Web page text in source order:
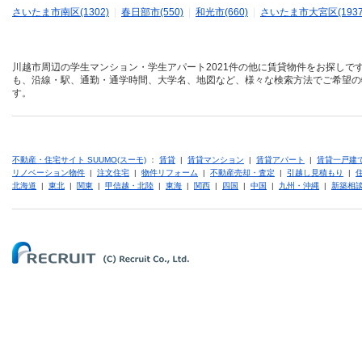
さいたま市南区(1302) 春日部市(550) 和光市(660) さいたま市大宮区
川越市周辺の学生マンション・学生アパート2021件の他に賃貸物件をお探し
も、沿線・駅、通勤・通学時間、大学名、地図など、様々な検索方法でご希
す。
不動産・住宅サイト SUUMO(スーモ) ： 賃貸 | 賃貸マンション | 賃貸アパート | 賃貸一戸建
リノベーション物件 | 注文住宅 | 物件リフォーム | 不動産売却・査定 | 引越し見積もり |
北海道 | 東北 | 関東 | 甲信越・北陸 | 東海 | 関西 | 四国 | 中国 | 九州・沖縄 | 新築相